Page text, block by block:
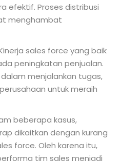
efektif. Proses distribusi
menghambat
sales force yang baik
peningkatan penjualan.
menjalankan tugas,
untuk meraih
beberapa kasus,
dikaitkan dengan kurang
force. Oleh karena itu,
tim sales menjadi